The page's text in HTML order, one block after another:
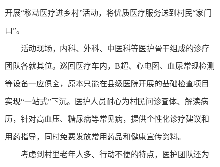
开展“移动医疗进乡村”活动，将优质医疗服务送到村民“家门
口”。
活动现场，内科、外科、中医科等医护骨干组成的诊疗
团队各就其位。巡回医疗车内，B超、心电图、血尿常规检测
等设备一应俱全，原本只能在县级医院开展的基础检查项目
实现“一站式”下沉。医护人员耐心为村民问诊查体、解读病
历，针对高血压、糖尿病等常见病，提供个性化诊疗建议和
用药指导，同时免费发放常用药品和健康宣传资料。
考虑到村里老年人多、行动不便的特点，医护团队还为